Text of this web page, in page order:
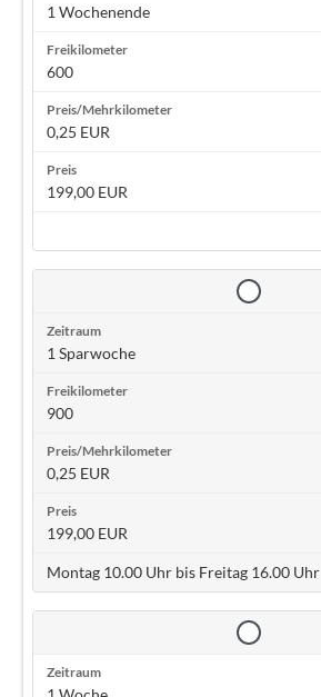
1 Wochenende
600
0,25 EUR
199,00 EUR
1 Sparwoche
900
0,25 EUR
199,00 EUR
Montag 10.00 Uhr bis Freitag 16.00 Uhr